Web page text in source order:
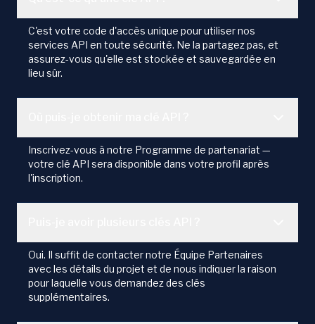
C'est votre code d'accès unique pour utiliser nos
services API en toute sécurité. Ne la partagez pas, et
assurez-vous qu'elle est stockée et sauvegardée en
lieu sûr.
Inscrivez-vous à notre Programme de partenariat —
votre clé API sera disponible dans votre profil après
l'inscription.
Oui. Il suffit de contacter notre Équipe Partenaires
avec les détails du projet et de nous indiquer la raison
pour laquelle vous demandez des clés
supplémentaires.